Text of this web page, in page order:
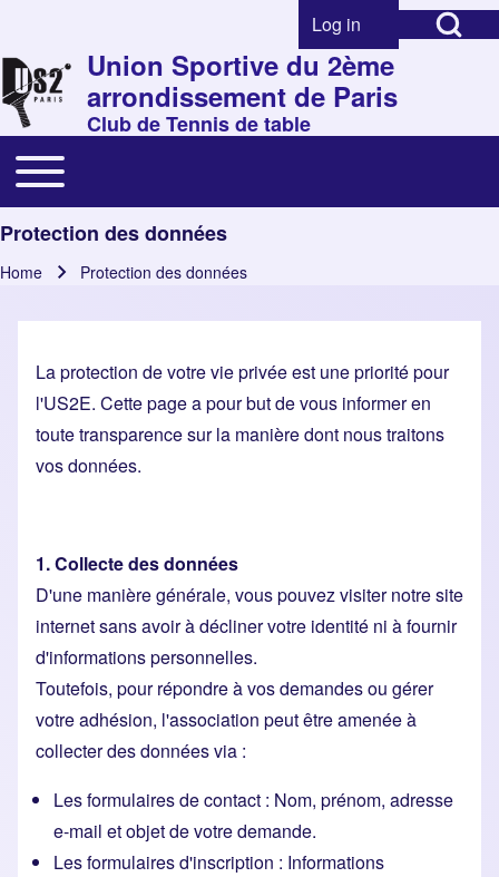
Close search
Search
Open Search
Menu du compte
Log in
Union Sportive du 2ème
arrondissement de Paris
Club de Tennis de table
Navigation principale
Toggle main menu
Protection des données
Home Protection des données
La protection de votre vie privée est une priorité pour
l'US2E. Cette page a pour but de vous informer en
toute transparence sur la manière dont nous traitons
vos données.
1. Collecte des données
D'une manière générale, vous pouvez visiter notre site
internet sans avoir à décliner votre identité ni à fournir
d'informations personnelles.
Toutefois, pour répondre à vos demandes ou gérer
votre adhésion, l'association peut être amenée à
collecter des données via :
Les formulaires de contact : Nom, prénom, adresse
e-mail et objet de votre demande.
Les formulaires d'inscription : Informations